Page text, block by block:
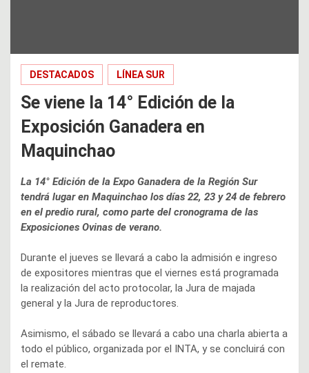
DESTACADOS LÍNEA SUR
Se viene la 14° Edición de la
Exposición Ganadera en
Maquinchao
La 14° Edición de la Expo Ganadera de la Región Sur
tendrá lugar en Maquinchao los días 22, 23 y 24 de febrero
en el predio rural, como parte del cronograma de las
Exposiciones Ovinas de verano.
Durante el jueves se llevará a cabo la admisión e ingreso
de expositores mientras que el viernes está programada
la realización del acto protocolar, la Jura de majada
general y la Jura de reproductores.
Asimismo, el sábado se llevará a cabo una charla abierta a
todo el público, organizada por el INTA, y se concluirá con
el remate.